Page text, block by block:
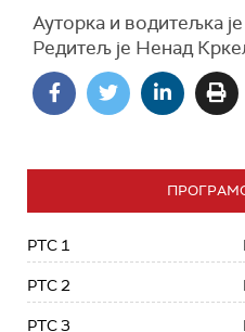
Ауторка и водитељка
Редитељ је Ненад
РТС 1
РТС 2
РТС 3